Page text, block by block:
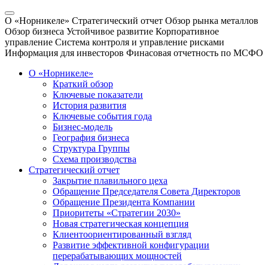
О «Норникеле» Стратегический отчет Обзор рынка металлов
Обзор бизнеса Устойчивое развитие Корпоративное
управление Система контроля и управление рисками
Информация для инвесторов Финасовая отчетность по МСФО
О «Норникеле»
Краткий обзор
Ключевые показатели
История развития
Ключевые события года
Бизнес-модель
География бизнеса
Структура Группы
Схема производства
Стратегический отчет
Закрытие плавильного цеха
Обращение Председателя Совета Директоров
Обращение Президента Компании
Приоритеты «Стратегии 2030»
Новая стратегическая концепция
Клиентоориентированный взгляд
Развитие эффективной конфигурации
перерабатывающих мощностей